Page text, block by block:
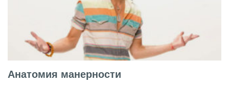
Анатомия манерности